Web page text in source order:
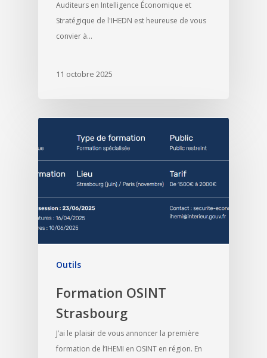
Auditeurs en Intelligence Économique et
Stratégique de l'IHEDN est heureuse de vous
convier à…
11 octobre 2025
Outils
Formation OSINT
Strasbourg
J’ai le plaisir de vous annoncer la première
formation de l’IHEMI en OSINT en région. En